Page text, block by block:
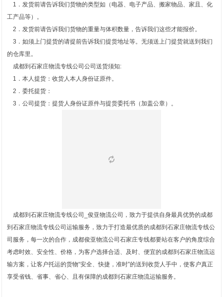
1．发货前请告诉我们货物的类型如（电器、电子产品、搬家物品、家且、化
工产品等）。
2．发货前请告诉我们货物的重量与体积数量，告诉我们这些才能报价。
3．如须上门提货的请提前告诉我们提货地址等。无须送上门提货就送到我们
的仓库里。
成都到石家庄物流专线公司公司送货须知:
1．本人提货：收货人本人身份证原件。
2．委托提货：
3．公司提货：提货人身份证原件与提货委托书（加盖公章）。
成都到石家庄物流专线公司_俊亚物流公司，致力于提供自身最具优势的成都
到石家庄物流专线公司运输服务，致力于打造最优质的成都到石家庄物流专线公
司服务，每一次的合作，成都俊亚物流公司石家庄专线都要站在客户的角度综合
考虑时效、安全性、价格，为客户选择合适、及时、便宜的成都到石家庄物流运
输方案，让客户托运的货物“安全、快捷，准时”的送到收货人手中，使客户真正
享受省钱、省事、省心、且有保障的成都到石家庄物流运输服务。